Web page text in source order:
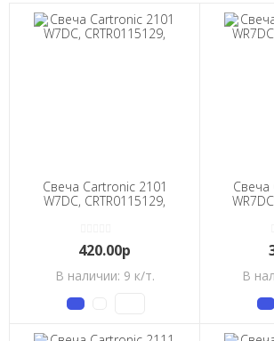
Свеча Cartronic 2101
W7DC, CRTR0115129,
420.00р
В наличии: 9 к/т.
Свеча
В